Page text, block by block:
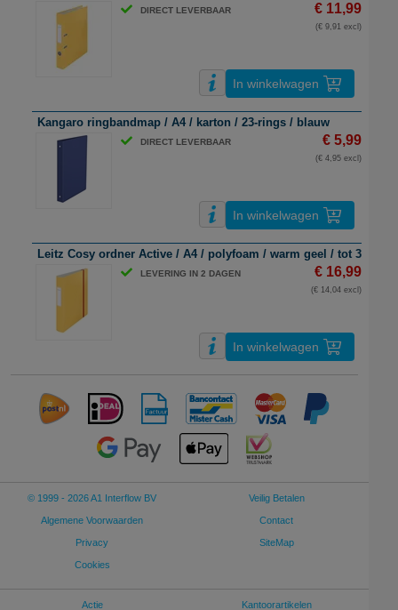
DIRECT LEVERBAAR € 11,99
(€ 9,91 excl)
In winkelwagen
Kangaro ringbandmap / A4 / karton / 23-rings / blauw
DIRECT LEVERBAAR € 5,99
(€ 4,95 excl)
In winkelwagen
Leitz Cosy ordner Active / A4 / polyfoam / warm geel / tot 350 vel
LEVERING IN 2 DAGEN € 16,99
(€ 14,04 excl)
In winkelwagen
© 1999 - 2026 A1 Interflow BV
Algemene Voorwaarden
Privacy
Cookies
Veilig Betalen
Contact
SiteMap
Actie Kantoorartikelen